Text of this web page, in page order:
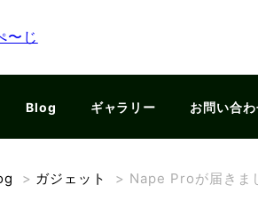
Blog ギャラリー お問い合
> ガジェット > Nape Proが届きま